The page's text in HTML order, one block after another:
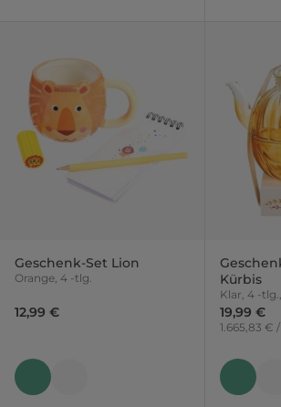
Geschenk-Set Lion
Orange, 4 -tlg.
12,99 €
Kürbis
Klar, 4 -
19,99 €
1.665,83 €